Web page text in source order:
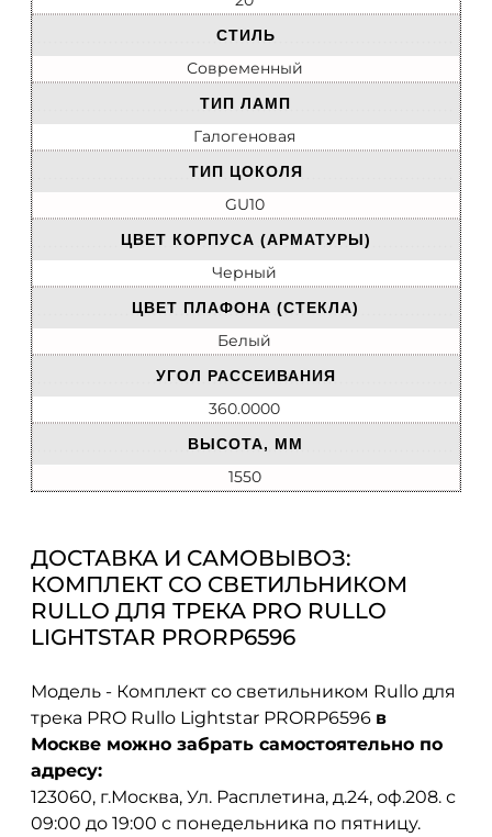
СТИЛЬ
Современный
ТИП ЛАМП
Галогеновая
ТИП ЦОКОЛЯ
GU10
ЦВЕТ КОРПУСА (АРМАТУРЫ)
Черный
ЦВЕТ ПЛАФОНА (СТЕКЛА)
Белый
УГОЛ РАССЕИВАНИЯ
360.0000
ВЫСОТА, ММ
1550
ДОСТАВКА И САМОВЫВОЗ:
КОМПЛЕКТ СО СВЕТИЛЬНИКОМ
RULLO ДЛЯ ТРЕКА PRO RULLO
LIGHTSTAR PRORP6596
Модель - Комплект со светильником Rullo для
трека PRO Rullo Lightstar PRORP6596 в
Москве можно забрать самостоятельно по
адресу:
123060, г.Москва, Ул. Расплетина, д.24, оф.208. с
09:00 до 19:00 с понедельника по пятницу.